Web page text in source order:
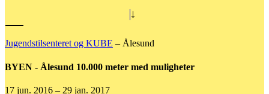
Jugendstilsenteret og KUBE – Ålesund
BYEN - Ålesund 10.000 meter med muligheter
17 jun. 2016 – 29 jan. 2017
→